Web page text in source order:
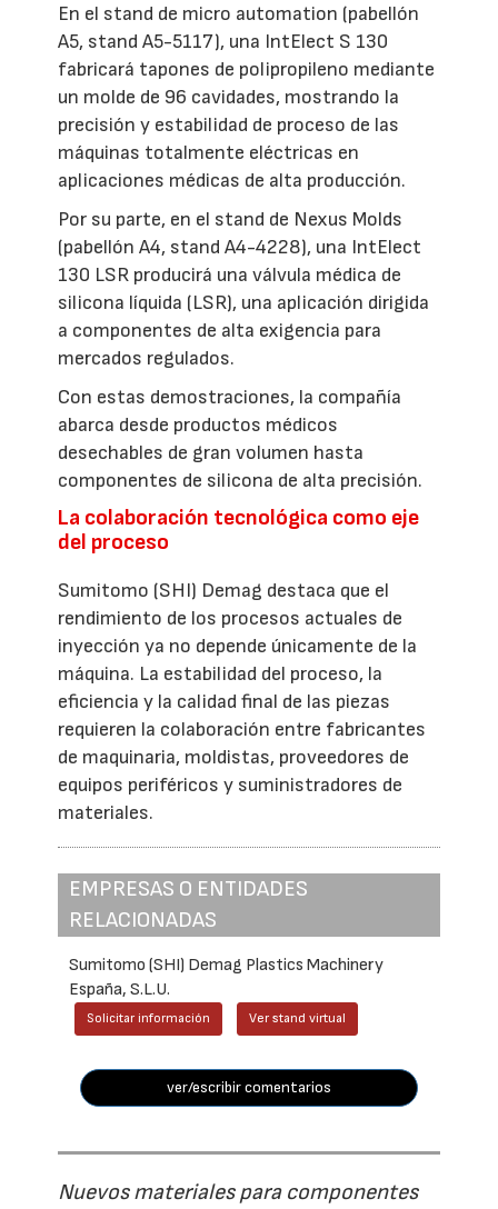
En el stand de micro automation (pabellón
A5, stand A5-5117), una IntElect S 130
fabricará tapones de polipropileno mediante
un molde de 96 cavidades, mostrando la
precisión y estabilidad de proceso de las
máquinas totalmente eléctricas en
aplicaciones médicas de alta producción.
Por su parte, en el stand de Nexus Molds
(pabellón A4, stand A4-4228), una IntElect
130 LSR producirá una válvula médica de
silicona líquida (LSR), una aplicación dirigida
a componentes de alta exigencia para
mercados regulados.
Con estas demostraciones, la compañía
abarca desde productos médicos
desechables de gran volumen hasta
componentes de silicona de alta precisión.
La colaboración tecnológica como eje
del proceso
Sumitomo (SHI) Demag destaca que el
rendimiento de los procesos actuales de
inyección ya no depende únicamente de la
máquina. La estabilidad del proceso, la
eficiencia y la calidad final de las piezas
requieren la colaboración entre fabricantes
de maquinaria, moldistas, proveedores de
equipos periféricos y suministradores de
materiales.
EMPRESAS O ENTIDADES
RELACIONADAS
Sumitomo (SHI) Demag Plastics Machinery
España, S.L.U.
Solicitar información Ver stand virtual
ver/escribir comentarios
Nuevos materiales para componentes